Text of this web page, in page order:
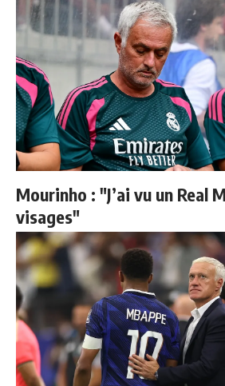
Mourinho : "J’ai vu un Real
visages"